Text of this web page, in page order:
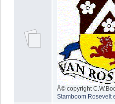
Â© copyright
Stamboom Rosevelt